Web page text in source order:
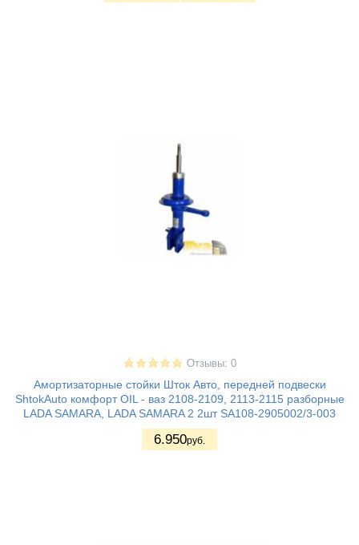
Отзывы: 0
Амортизаторные стойки Шток Авто, передней подвески
ShtokAuto комфорт OIL - ваз 2108-2109, 2113-2115 разборные
LADA SAMARA, LADA SAMARA 2 2шт SA108-2905002/3-003
6.950руб.